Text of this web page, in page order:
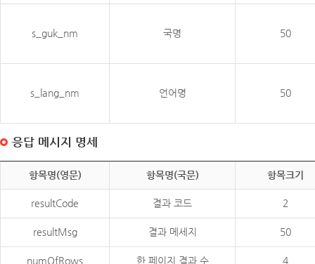
s_guk_nm 국명 50
s_lang_nm 언어명 50
응답 메시지 명세
항목명(영문) 항목명(국문) 항목크기
resultCode 결과 코드 2
resultMsg 결과 메세지 50
numOfRows 한 페이지 결과 수 4